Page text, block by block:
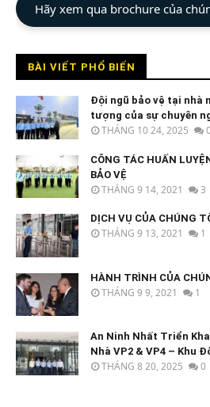
Hãy xem qua brochure của
BÀI VIẾT PHỔ BIẾN
Đội ngũ bảo vệ tại nhà
tượng của sự chuyên
THÁNG 10 24, 2025
CÔNG TÁC HUẤN
BẢO VỆ
THÁNG 9 14, 2021 3
DỊCH VỤ CỦA CHÚNG
THÁNG 9 13, 2021 1
HÀNH TRÌNH CỦA
THÁNG 9 9, 2021 1
An Ninh Nhất Triển
Nhà VP2 & VP4 – Khu
THÁNG 8 20, 2025 0